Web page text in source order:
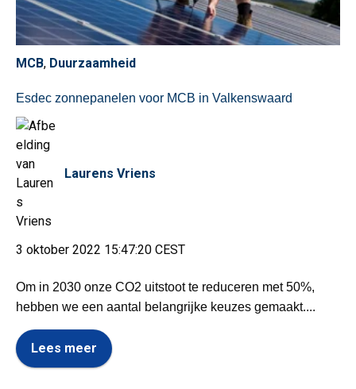
MCB, Duurzaamheid
Esdec zonnepanelen voor MCB in Valkenswaard
Laurens Vriens
3 oktober 2022 15:47:20 CEST
Om in 2030 onze CO2 uitstoot te reduceren met 50%,
hebben we een aantal belangrijke keuzes gemaakt....
Lees meer